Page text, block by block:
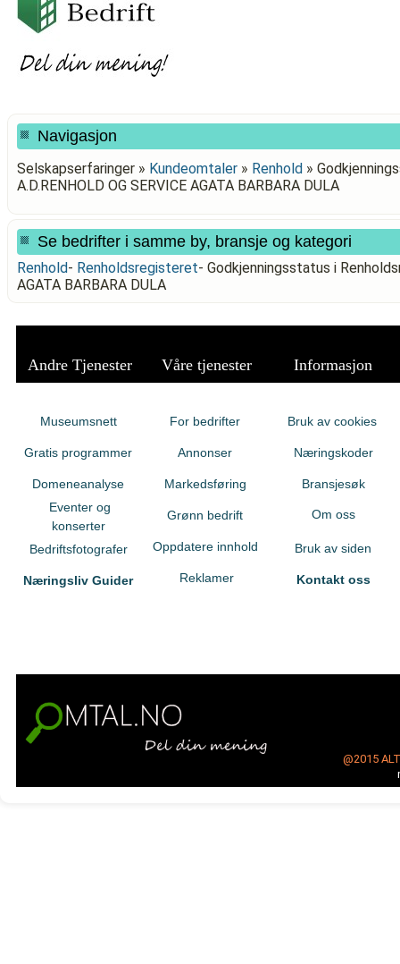
Navigasjon
Selskapserfaringer » Kundeomtaler » Renhold »
A.D.RENHOLD OG SERVICE AGATA BARBARA DULA
Se bedrifter i samme by, bransje og kategori
Renhold- Renholdsregisteret- Godkjenningsstatus i
AGATA BARBARA DULA
Andre Tjenester Våre tjenester Informasjon
Museumsnett
Gratis programmer
Domeneanalyse
Eventer og
konserter
Bedriftsfotografer
Næringsliv Guider
For bedrifter
Annonser
Markedsføring
Grønn bedrift
Oppdatere innhold
Reklamer
Bruk av cookies
Næringskoder
Bransjesøk
Om oss
Bruk av siden
Kontakt oss
@2015